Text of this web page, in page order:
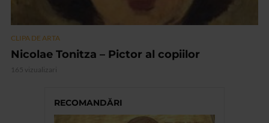
CLIPA DE ARTA
Nicolae Tonitza – Pictor al copiilor
165 vizualizari
RECOMANDĂRI